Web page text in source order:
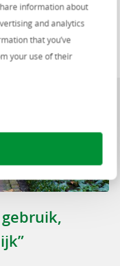
information about
and analytics
that you’ve
your use of their